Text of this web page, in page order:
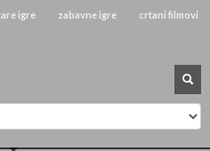
igre zabavne igre
crtani filmovi